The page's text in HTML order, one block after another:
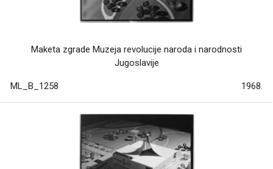
Maketa zgrade Muzeja revolucije naroda i narodnosti
Jugoslavije
ML_B_1258 1968.